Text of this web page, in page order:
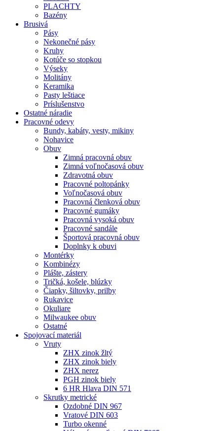
PLACHTY
Bazény
Brusivá
Pásy
Nekonečné pásy
Kruhy
Kotúče so stopkou
Výseky
Molitány
Keramika
Pasty leštiace
Príslušenstvo
Ostatné náradie
Pracovné odevy
Bundy, kabáty, vesty, mikiny
Nohavice
Obuv
Zimná pracovná obuv
Zimná voľnočasová obuv
Zdravotná obuv
Pracovné poltopánky
Voľnočasová obuv
Pracovná členková obuv
Pracovné gumáky
Pracovná vysoká obuv
Pracovné sandále
Športová pracovná obuv
Doplnky k obuvi
Montérky
Kombinézy
Plášte, zástery
Tričká, košele, blúzky
Čiapky, šiltovky, prilby
Rukavice
Okuliare
Milwaukee obuv
Ostatné
Spojovacímateriál
Vruty
ZHX zinok žltý
ZHX zinok biely
ZHX nerez
PGH zinok biely
6 HR Hlava DIN 571
Skrutky metrické
Ozdobné DIN 967
Vratové DIN 603
Turbo okenné